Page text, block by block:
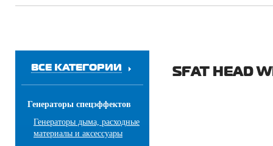
ВСЕ КАТЕГОРИИ
Генераторы спецэффектов
Генераторы дыма, расходные
материалы и аксессуары
SFAT HEAD